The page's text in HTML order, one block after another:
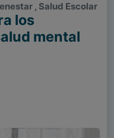
, Salud Escolar
los
mental